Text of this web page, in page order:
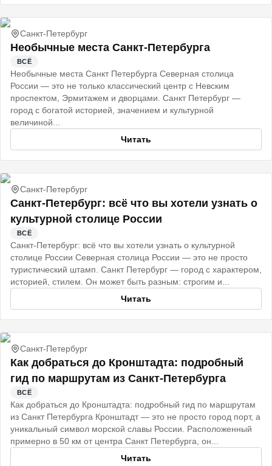
Санкт-Петербург
Необычные места Санкт-Петербурга
ВСЁ
Необычные места Санкт Петербурга Северная столица
России — это не только классический центр с Невским
проспектом, Эрмитажем и дворцами. Санкт Петербург —
город с богатой историей, значением и культурной
величиной...
Читать
Санкт-Петербург
Санкт‑Петербург: всё что вы хотели узнать о
культурной столице России
ВСЁ
Санкт‑Петербург: всё что вы хотели узнать о культурной
столице России Северная столица России — это не просто
туристический штамп. Санкт Петербург — город с характером,
историей, стилем. Он может быть разным: строгим и...
Читать
Санкт-Петербург
Как добраться до Кронштадта: подробный
гид по маршрутам из Санкт-Петербурга
ВСЁ
Как добраться до Кронштадта: подробный гид по маршрутам
из Санкт Петербурга Кронштадт — это не просто город порт, а
уникальный символ морской славы России. Расположенный
примерно в 50 км от центра Санкт Петербурга, он...
Читать